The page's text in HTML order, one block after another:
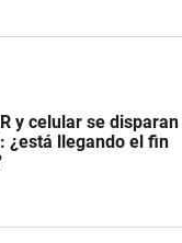
y celular se disparan
¿está llegando el fin